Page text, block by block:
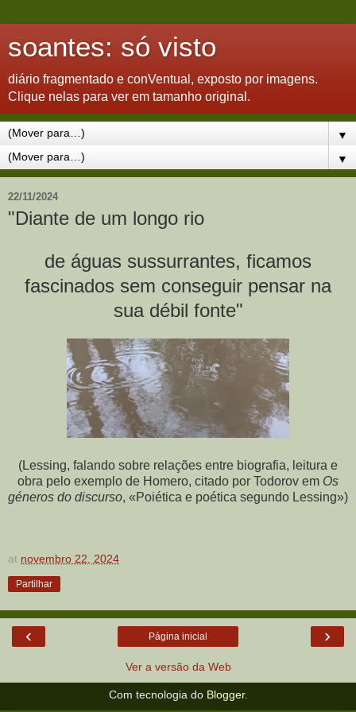
soantes: só visto
diário fragmentado e conVentual, exposto por imagens.
Clique nelas para ver em tamanho original.
▼
▼
22/11/2024
"Diante de um longo rio
de águas sussurrantes, ficamos
fascinados sem conseguir pensar na
sua débil fonte"
(Lessing, falando sobre relações entre biografia, leitura e
obra pelo exemplo de Homero, citado por Todorov em Os
géneros do discurso, «Poiética e poética segundo Lessing»)
at novembro 22, 2024
Partilhar
‹ ›
Página inicial
Ver a versão da Web
Com tecnologia do Blogger.